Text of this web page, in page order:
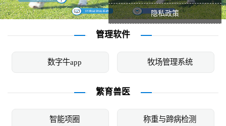
隐私政策
管理软件
数字牛app 牧场管理系统
繁育兽医
智能项圈 称重与蹄病检测